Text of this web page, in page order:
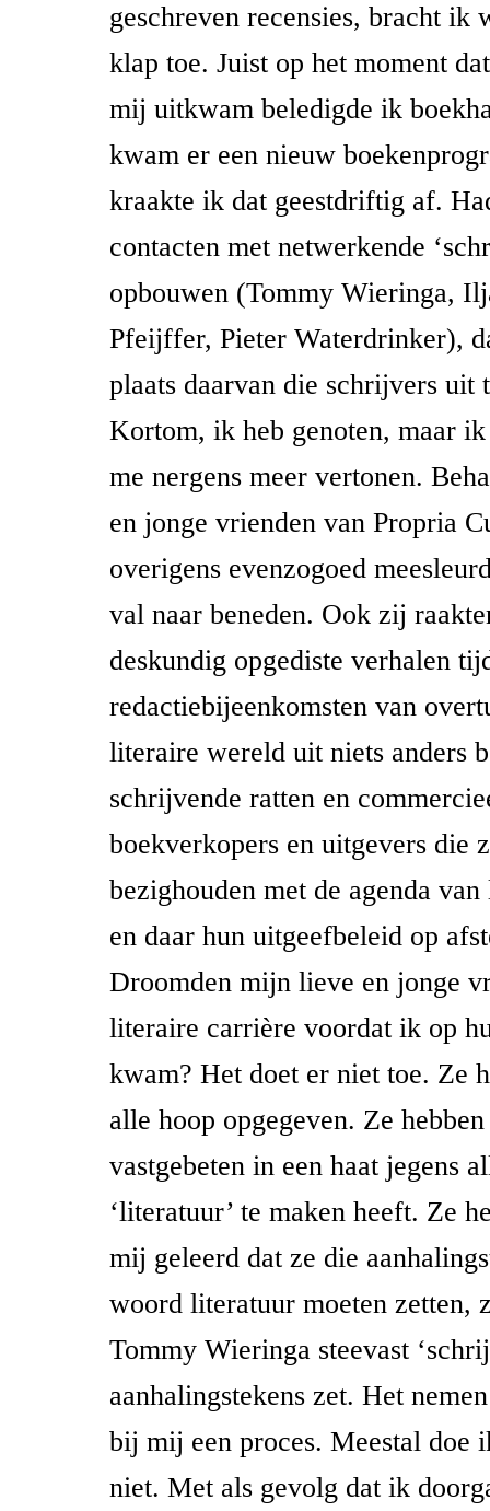
geschreven recensies, bracht ik
klap toe. Juist op het moment
mij uitkwam beledigde ik
kwam er een nieuw
kraakte ik dat geestdriftig af.
contacten met netwerkende
opbouwen (Tommy Wieringa,
Pfeijffer, Pieter Waterdrinker),
plaats daarvan die schrijvers uit
Kortom, ik heb genoten, maar
me nergens meer vertonen.
en jonge vrienden van Propria
overigens evenzogoed
val naar beneden. Ook zij
deskundig opgediste verhalen
redactiebijeenkomsten van
literaire wereld uit niets anders
schrijvende ratten en
boekverkopers en uitgevers die
bezighouden met de agenda
en daar hun uitgeefbeleid op
Droomden mijn lieve en jonge
literaire carrière voordat ik op
kwam? Het doet er niet toe. Ze
alle hoop opgegeven. Ze
vastgebeten in een haat jegens
‘literatuur’ te maken heeft. Ze
mij geleerd dat ze die
woord literatuur moeten zetten,
Tommy Wieringa steevast
aanhalingstekens zet. Het
bij mij een proces. Meestal doe
niet. Met als gevolg dat ik